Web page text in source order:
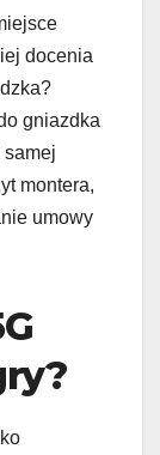
docenia
gniazdka
montera,
umowy